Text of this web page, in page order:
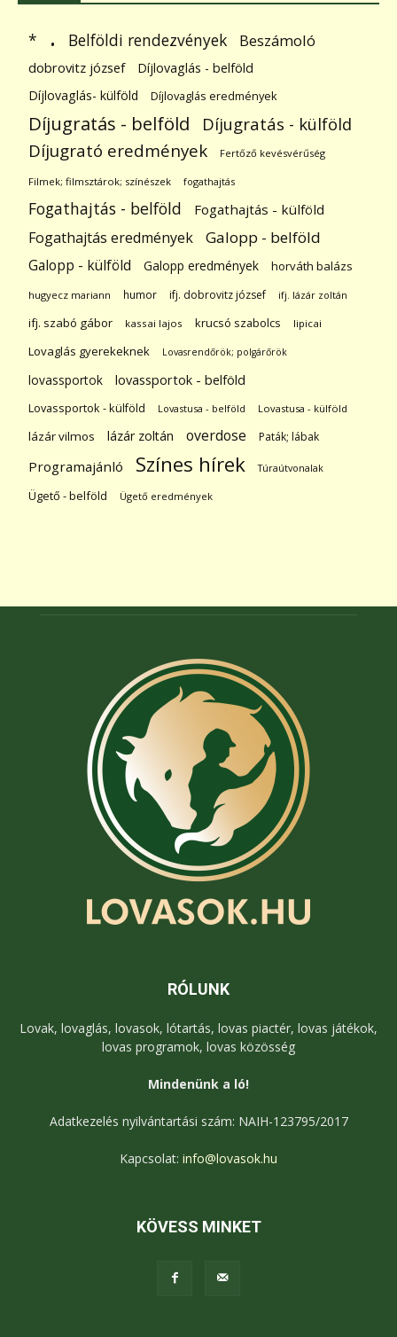
* . Belföldi rendezvények Beszámoló
dobrovitz józsef
Díjlovaglás - belföld
Díjlovaglás- külföld
Díjlovaglás eredmények
Díjugratás - belföld Díjugratás - külföld
Díjugrató eredmények Fertőző kevésvérűség
Filmek; filmsztárok; színészek fogathajtás
Fogathajtás - belföld Fogathajtás - külföld
Fogathajtás eredmények Galopp - belföld
Galopp - külföld Galopp eredmények horváth balázs
hugyecz mariann humor ifj. dobrovitz józsef ifj. lázár zoltán
ifj. szabó gábor kassai lajos krucsó szabolcs lipicai
Lovaglás gyerekeknek Lovasrendőrök; polgárőrök
lovassportok lovassportok - belföld
Lovassportok - külföld Lovastusa - belföld Lovastusa - külföld
lázár vilmos lázár zoltán overdose Paták; lábak
Programajánló Színes hírek Túraútvonalak
Ügető - belföld Ügető eredmények
RÓLUNK
Lovak, lovaglás, lovasok, lótartás, lovas piactér, lovas játékok,
lovas programok, lovas közösség
Mindenünk a ló!
Adatkezelés nyilvántartási szám: NAIH-123795/2017
Kapcsolat: info@lovasok.hu
KÖVESS MINKET